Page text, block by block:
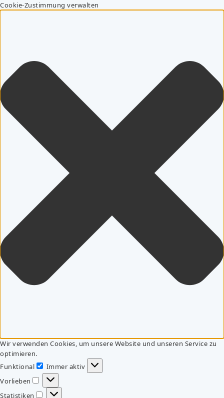
Cookie-Zustimmung verwalten
Wir verwenden Cookies, um unsere Website und unseren Service zu
optimieren.
Funktional
Funktional
Immer aktiv
Vorlieben
Vorlieben
Statistiken